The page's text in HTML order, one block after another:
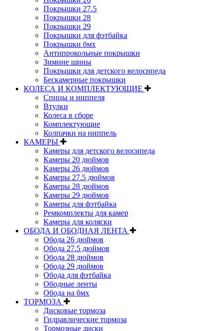
Покрышки 27.5
Покрышки 28
Покрышки 29
Покрышки для фэтбайка
Покрышки бмх
Антипрокольные покрышки
Зимние шины
Покрышки для детского велосипеда
Бескамерные покрышки
КОЛЕСА И КОМПЛЕКТУЮЩИЕ
Спицы и ниппеля
Втулки
Колеса в сборе
Комплектующие
Колпачки на ниппель
КАМЕРЫ
Камеры для детского велосипеда
Камеры 20 дюймов
Камеры 26 дюймов
Камеры 27.5 дюймов
Камеры 28 дюймов
Камеры 29 дюймов
Камеры для фэтбайка
Ремкомплекты для камер
Камеры для коляски
ОБОДА И ОБОДНАЯ ЛЕНТА
Обода 26 дюймов
Обода 27.5 дюймов
Обода 28 дюймов
Обода 29 дюймов
Обода для фэтбайка
Ободные ленты
Обода на бмх
ТОРМОЗА
Дисковые тормоза
Гидравлические тормоза
Тормозные диски